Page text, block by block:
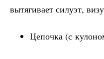
вытягивает силуэт,
Цепочка (с